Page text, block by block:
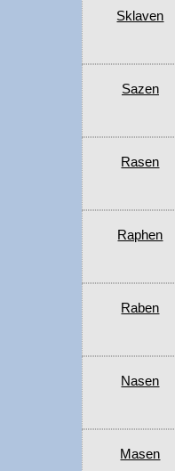
Sklaven
Sazen
Rasen
Raphen
Raben
Nasen
Masen